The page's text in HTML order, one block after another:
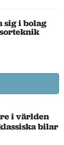
sig i bolag
i världen
bilar